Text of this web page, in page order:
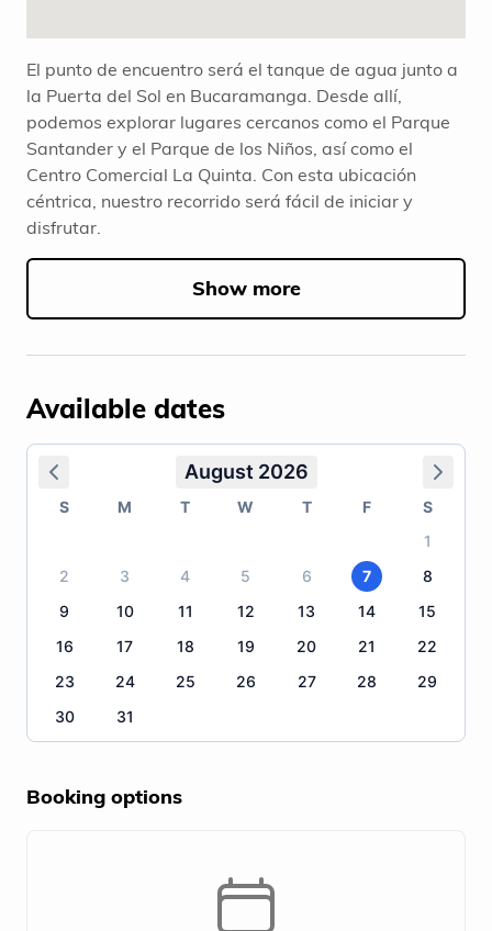
El punto de encuentro será el tanque de agua junto a
la Puerta del Sol en Bucaramanga. Desde allí,
podemos explorar lugares cercanos como el Parque
Santander y el Parque de los Niños, así como el
Centro Comercial La Quinta. Con esta ubicación
céntrica, nuestro recorrido será fácil de iniciar y
disfrutar.
Show more
Available dates
August 2026
S M T W T F
S
1
2
3 4 5 6 7
8
9
10 11 12 13 14
15
16
17 18 19 20 21
22
23
24 25 26 27 28
29
30
31
Booking options